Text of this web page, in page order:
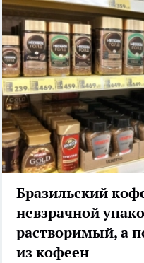
Бразильский
невзрачной
растворимый, а
из кофеен